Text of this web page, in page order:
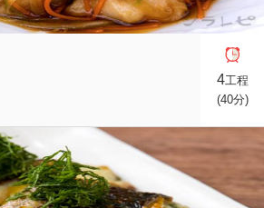
4工程
(40分)